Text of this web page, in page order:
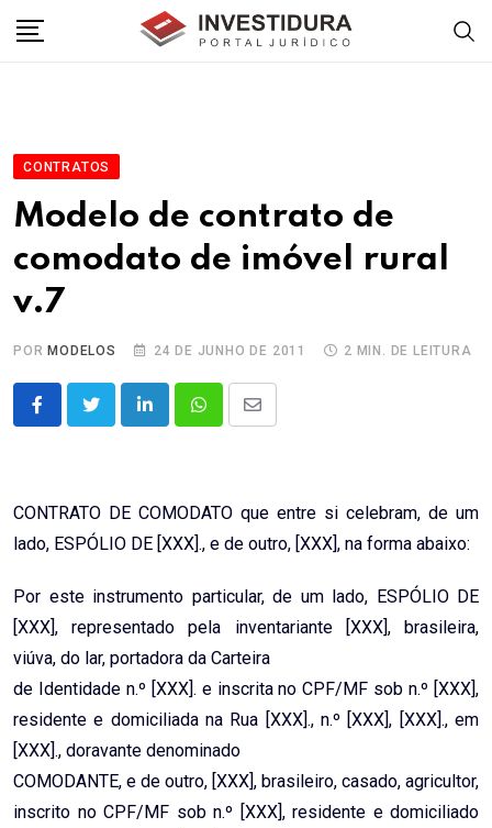
CONTRATOS
Modelo de contrato de
comodato de imóvel rural
v.7
POR MODELOS 24 DE JUNHO DE 2011 2 MIN. DE LEITURA
LinkedInWhatsappShare
CONTRATO DE COMODATO que entre si celebram, de um
lado, ESPÓLIO DE [XXX]., e de outro, [XXX], na forma abaixo:
Por este instrumento particular, de um lado, ESPÓLIO DE
[XXX], representado pela inventariante [XXX], brasileira,
viúva, do lar, portadora da Carteira
de Identidade n.º [XXX]. e inscrita no CPF/MF sob n.º [XXX],
residente e domiciliada na Rua [XXX]., n.º [XXX], [XXX]., em
[XXX]., doravante denominado
COMODANTE, e de outro, [XXX], brasileiro, casado, agricultor,
inscrito no CPF/MF sob n.º [XXX], residente e domiciliado